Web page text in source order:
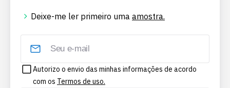
Deixe-me ler primeiro uma amostra.
Autorizo o envio das minhas informações de acordo
com os Termos de uso.